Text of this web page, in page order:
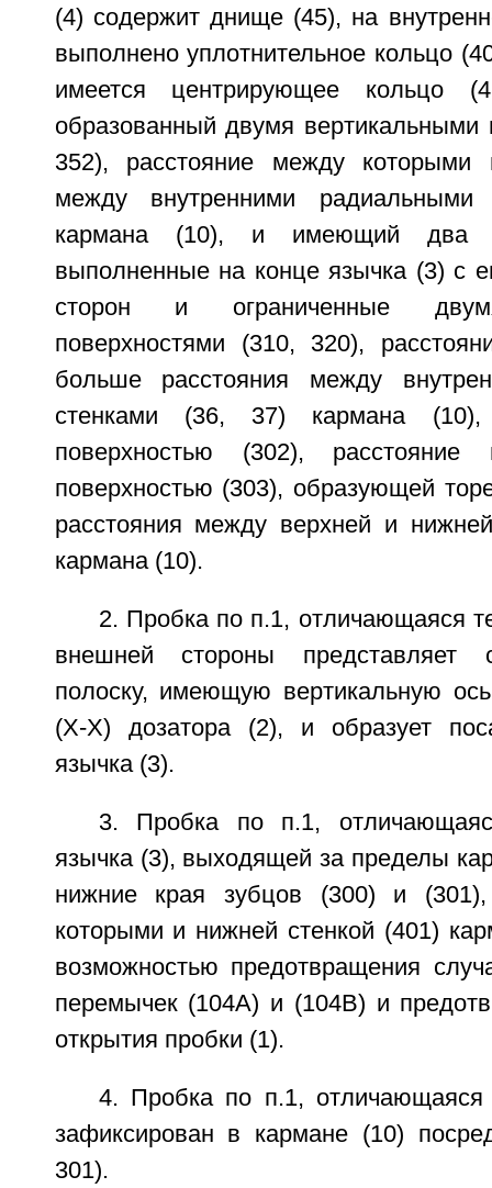
(4) содержит днище (45), на
выполнено уплотнительное кольцо
имеется центрирующее кольцо
образованный двумя вертикальными
352), расстояние между которыми
между внутренними
кармана (10), и имеющий два
выполненные на конце язычка (3) с
сторон и ограниченные
поверхностями (310, 320),
больше расстояния между
стенками (36, 37) кармана (10),
поверхностью (302),
поверхностью (303), образующей
расстояния между верхней и
кармана (10).
2. Пробка по п.1, отличающаяся
внешней стороны представляет
полоску, имеющую вертикальную
(Х-Х) дозатора (2), и образует
язычка (3).
3. Пробка по п.1,
язычка (3), выходящей за пределы
нижние края зубцов (300) и
которыми и нижней стенкой (401)
возможностью предотвращения
перемычек (104А) и (104В) и
открытия пробки (1).
4. Пробка по п.1, отличающаяся
зафиксирован в кармане (10)
301).